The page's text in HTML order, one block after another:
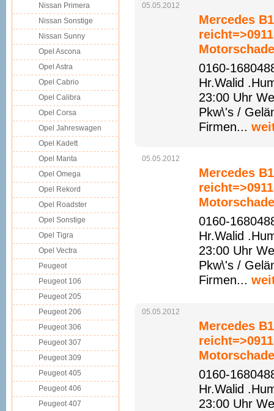
05.05.2012
Mercedes
0160-
Hr.Walid
23:00 Uhr
Pkw\'s /
Firmen...
05.05.2012
Mercedes
0160-
Hr.Walid
23:00 Uhr
Pkw\'s /
Firmen...
05.05.2012
Mercedes
0160-
Hr.Walid
23:00 Uhr
Nissan Primera
Nissan Sonstige
Nissan Sunny
Opel Ascona
Opel Astra
Opel Cabrio
Opel Calibra
Opel Corsa
Opel Jahreswagen
Opel Kadett
Opel Manta
Opel Omega
Opel Rekord
Opel Roadster
Opel Sonstige
Opel Tigra
Opel Vectra
Peugeot
Peugeot 106
Peugeot 205
Peugeot 206
Peugeot 306
Peugeot 307
Peugeot 309
Peugeot 405
Peugeot 406
Peugeot 407